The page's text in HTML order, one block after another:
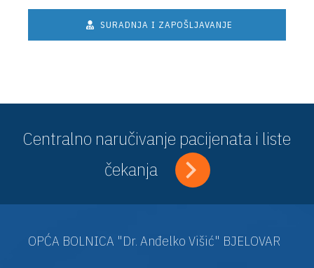
SURADNJA I ZAPOŠLJAVANJE
Centralno naručivanje pacijenata i liste
čekanja
OPĆA BOLNICA "Dr. Anđelko Višić" BJELOVAR